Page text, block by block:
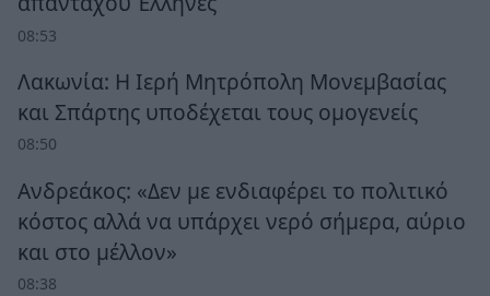
08:53
Λακωνία: Η Ιερή Μητρόπολη Μονεμβασίας
και Σπάρτης υποδέχεται τους ομογενείς
08:50
Ανδρεάκος: «Δεν με ενδιαφέρει το πολιτικό
κόστος αλλά να υπάρχει νερό σήμερα, αύριο
και στο μέλλον»
08:38